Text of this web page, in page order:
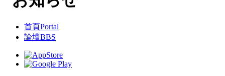
首頁Portal
論壇BBS